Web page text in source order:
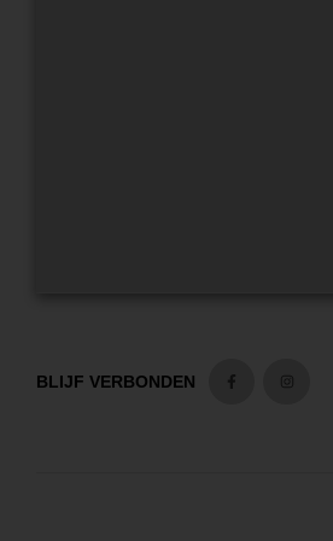
BLIJF VERBONDEN